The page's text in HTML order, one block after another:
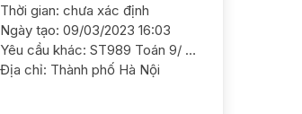
Thời gian: chưa xác định
Ngày tạo: 09/03/2023 16:03
Yêu cầu khác: ST989 Toán 9/ HS nam/ Acximet/ HL Khá Ôn luyện thêm toán nâng cao, hay bỏ các bài khó. Mục tiêu thi Nguyễn Tất Thành GS nam nữ ok. nghiêm khắc ĐC: P305 B4 tập thể Đồng Xa Mai Dịch HS trống Tối T2,4,5. 2b/t học phí 200-250k
Địa chỉ: Thành phố Hà Nội